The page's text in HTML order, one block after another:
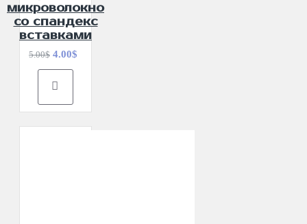
микроволокно
со спандекс
вставками
5.00$ 4.00$